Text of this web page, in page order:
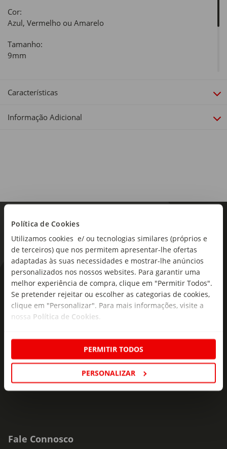
Política de Cookies
Utilizamos cookies e/ ou tecnologias similares (próprios e
de terceiros) que nos permitem apresentar-lhe ofertas
adaptadas às suas necessidades e mostrar-lhe anúncios
personalizados nos nossos websites. Para garantir uma
melhor experiência de compra, clique em "Permitir Todos".
Se pretender rejeitar ou escolher as categorias de cookies,
clique em "Personalizar". Para mais informações, visite a
nossa Política de Cookies
PERMITIR TODOS
PERSONALIZAR
Cor:
Azul, Vermelho ou Amarelo
Tamanho:
9mm
100% Plástico
Comprimento x Largura x Altura: 18 x 6,5 x 1,7cm
Características
Informação Adicional
As novidades mais frescas no
seu e-mail!
Subscreva e descubra campanhas exclusivas,
mail
Subscrever
Fale Connosco